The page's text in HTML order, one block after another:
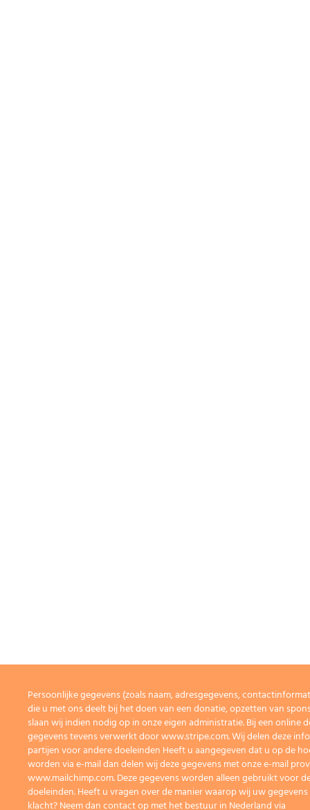
Persoonlijke gegevens (zoals naam, adresgegevens,
die u met ons deelt bij het doen van een donatie, opzetten van
slaan wij indien nodig op in onze eigen administratie. Bij een online
gegevens tevens verwerkt door www.stripe.com. Wij delen deze
partijen voor andere doeleinden Heeft u aangegeven dat u op de
worden via e-mail dan delen wij deze gegevens met onze e-mail
www.mailchimp.com. Deze gegevens worden alleen gebruikt voor
doeleinden. Heeft u vragen over de manier waarop wij uw
klacht? Neem dan contact op met het bestuur in Nederland via